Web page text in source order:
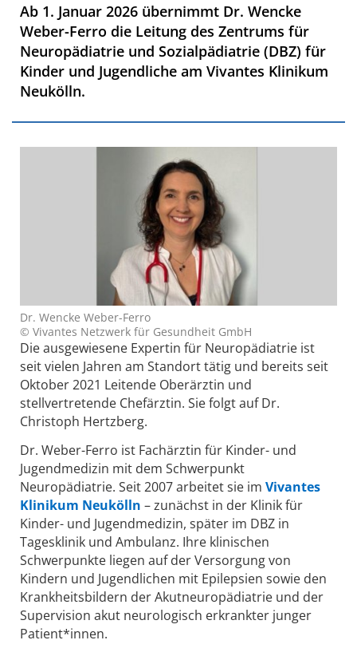
Ab 1. Januar 2026 übernimmt Dr. Wencke
Weber-Ferro die Leitung des Zentrums für
Neuropädiatrie und Sozialpädiatrie (DBZ) für
Kinder und Jugendliche am Vivantes Klinikum
Neukölln.
Dr. Wencke Weber-Ferro
© Vivantes Netzwerk für Gesundheit GmbH
Die ausgewiesene Expertin für Neuropädiatrie ist
seit vielen Jahren am Standort tätig und bereits seit
Oktober 2021 Leitende Oberärztin und
stellvertretende Chefärztin. Sie folgt auf Dr.
Christoph Hertzberg.
Dr. Weber-Ferro ist Fachärztin für Kinder- und
Jugendmedizin mit dem Schwerpunkt
Neuropädiatrie. Seit 2007 arbeitet sie im Vivantes
Klinikum Neukölln – zunächst in der Klinik für
Kinder- und Jugendmedizin, später im DBZ in
Tagesklinik und Ambulanz. Ihre klinischen
Schwerpunkte liegen auf der Versorgung von
Kindern und Jugendlichen mit Epilepsien sowie den
Krankheitsbildern der Akutneuropädiatrie und der
Supervision akut neurologisch erkrankter junger
Patient*innen.